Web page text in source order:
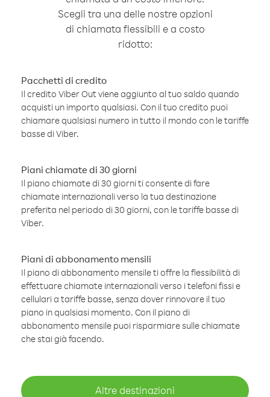
Scegli tra una delle nostre opzioni
di chiamata flessibili e a costo
ridotto:
Pacchetti di credito
Il credito Viber Out viene aggiunto al tuo saldo quando
acquisti un importo qualsiasi. Con il tuo credito puoi
chiamare qualsiasi numero in tutto il mondo con le tariffe
basse di Viber.
Piani chiamate di 30 giorni
Il piano chiamate di 30 giorni ti consente di fare
chiamate internazionali verso la tua destinazione
preferita nel periodo di 30 giorni, con le tariffe basse di
Viber.
Piani di abbonamento mensili
Il piano di abbonamento mensile ti offre la flessibilità di
effettuare chiamate internazionali verso i telefoni fissi e
cellulari a tariffe basse, senza dover rinnovare il tuo
piano in qualsiasi momento. Con il piano di
abbonamento mensile puoi risparmiare sulle chiamate
che stai già facendo.
Altre destinazioni